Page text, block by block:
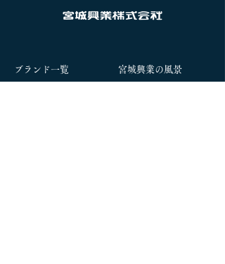
ブランド一覧 宮城興業の風景